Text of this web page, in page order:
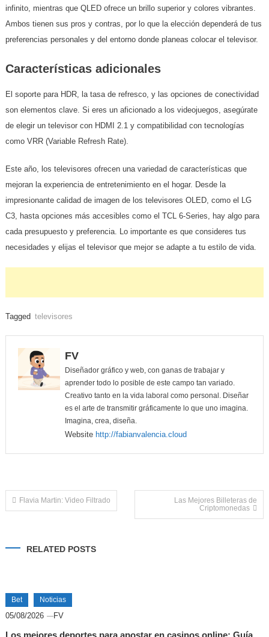
infinito, mientras que QLED ofrece un brillo superior y colores vibrantes.
Ambos tienen sus pros y contras, por lo que la elección dependerá de tus
preferencias personales y del entorno donde planeas colocar el televisor.
Características adicionales
El soporte para HDR, la tasa de refresco, y las opciones de conectividad
son elementos clave. Si eres un aficionado a los videojuegos, asegúrate
de elegir un televisor con HDMI 2.1 y compatibilidad con tecnologías
como VRR (Variable Refresh Rate).
Este año, los televisores ofrecen una variedad de características que
mejoran la experiencia de entretenimiento en el hogar. Desde la
impresionante calidad de imagen de los televisores OLED, como el LG
C3, hasta opciones más accesibles como el TCL 6-Series, hay algo para
cada presupuesto y preferencia. Lo importante es que consideres tus
necesidades y elijas el televisor que mejor se adapte a tu estilo de vida.
Tagged televisores
FV
Diseñador gráfico y web, con ganas de trabajar y
aprender todo lo posible de este campo tan variado.
Creativo tanto en la vida laboral como personal. Diseñar
es el arte de transmitir gráficamente lo que uno imagina.
Imagina, crea, diseña.
Website http://fabianvalencia.cloud
Navegación
entradas
Flavia Martin: Video Filtrado
Las Mejores Billeteras de
Criptomonedas
RELATED POSTS
Bet Noticias
05/08/2026 FV
Los mejores deportes para apostar en casinos online: Guía